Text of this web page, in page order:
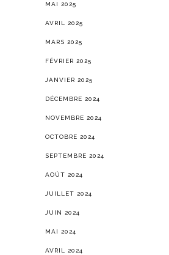
MAI 2025
AVRIL 2025
MARS 2025
FÉVRIER 2025
JANVIER 2025
DÉCEMBRE 2024
NOVEMBRE 2024
OCTOBRE 2024
SEPTEMBRE 2024
AOÛT 2024
JUILLET 2024
JUIN 2024
MAI 2024
AVRIL 2024